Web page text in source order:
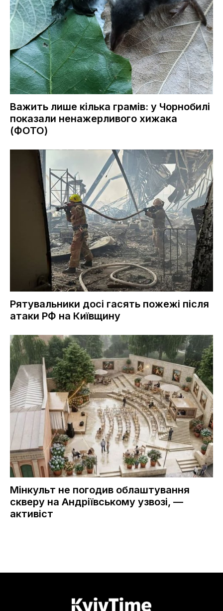
Важить лише кілька грамів: у Чорнобилі
показали ненажерливого хижака
(ФОТО)
Рятувальники досі гасять пожежі після
атаки РФ на Київщину
Мінкульт не погодив облаштування
скверу на Андріївському узвозі, —
активіст